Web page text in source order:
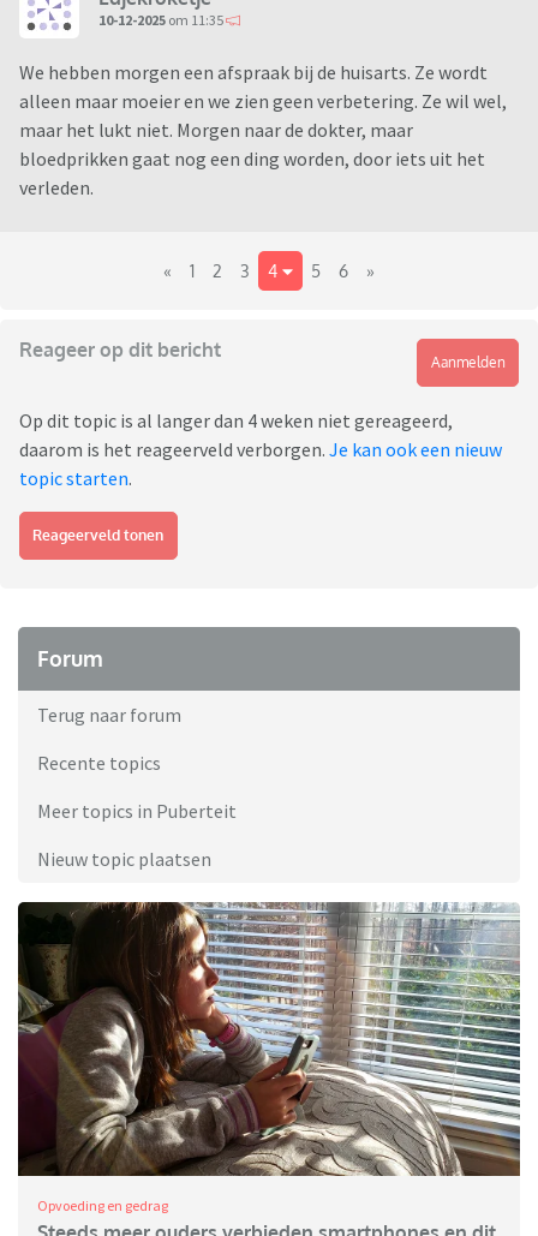
10-12-2025 om 11:35
We hebben morgen een afspraak bij de huisarts. Ze wordt
alleen maar moeier en we zien geen verbetering. Ze wil wel,
maar het lukt niet. Morgen naar de dokter, maar
bloedprikken gaat nog een ding worden, door iets uit het
verleden.
« 1 2 3 4 5 6 »
Reageer op dit bericht
Aanmelden
Op dit topic is al langer dan 4 weken niet gereageerd,
daarom is het reageerveld verborgen. Je kan ook een nieuw
topic starten.
Reageerveld tonen
Forum
Terug naar forum
Recente topics
Meer topics in Puberteit
Nieuw topic plaatsen
Opvoeding en gedrag